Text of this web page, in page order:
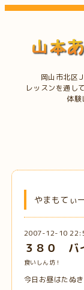
岡山市北区
レッスンを通し
体験
やまもてぃ
2007-12-10
３８０ バ
食いしん坊！
今日お昼はたぬ